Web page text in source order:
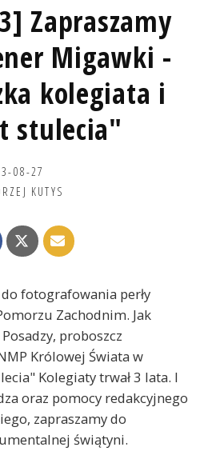
Zapraszamy
Migawki -
kolegiata i
stulecia"
08-27
KUTYS
fotografowania perły
Zachodnim. Jak
proboszcz
Królowej Świata w
Kolegiaty trwał 3 lata. I
oraz pomocy redakcyjnego
zapraszamy do
świątyni.